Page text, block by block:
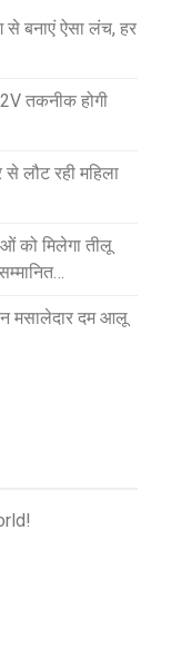
बनाएं ऐसा लंच, हर
तकनीक होगी
से लौट रही महिला
को मिलेगा तीलू
मसालेदार दम आलू